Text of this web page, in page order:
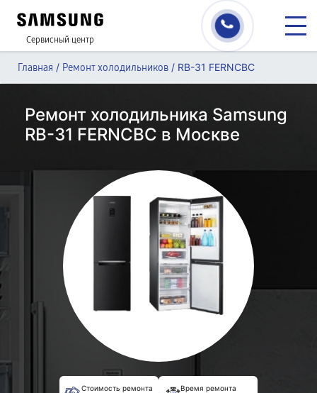
Сервисный центр
Главная / Ремонт холодильников / RB-31 FERNCBC
Ремонт холодильника Samsung
RB-31 FERNCBC в Москве
Стоимость ремонта Время ремонта